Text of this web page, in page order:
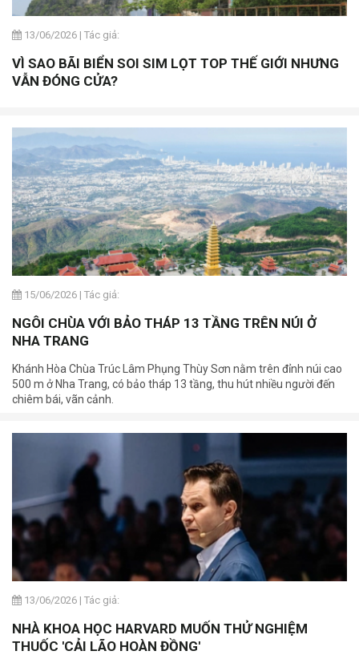
13/06/2026 | Tác giả:
VÌ SAO BÃI BIỂN SOI SIM LỌT TOP THẾ GIỚI NHƯNG
VẪN ĐÓNG CỬA?
15/06/2026 | Tác giả:
NGÔI CHÙA VỚI BẢO THÁP 13 TẦNG TRÊN NÚI Ở
NHA TRANG
Khánh Hòa Chùa Trúc Lâm Phụng Thùy Sơn nằm trên đỉnh núi cao
500 m ở Nha Trang, có bảo tháp 13 tầng, thu hút nhiều người đến
chiêm bái, vãn cảnh.
13/06/2026 | Tác giả:
NHÀ KHOA HỌC HARVARD MUỐN THỬ NGHIỆM
THUỐC 'CẢI LÃO HOÀN ĐỒNG'